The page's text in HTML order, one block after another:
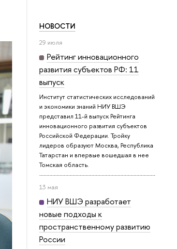
НОВОСТИ
29 июля
Рейтинг инновационного
развития субъектов РФ: 11
выпуск
Институт статистических исследований
и экономики знаний НИУ ВШЭ
представил 11-й выпуск Рейтинга
инновационного развития субъектов
Российской Федерации. Тройку
лидеров образуют Москва, Республика
Татарстан и впервые вошедшая в нее
Томская область.
13 мая
НИУ ВШЭ разработает
новые подходы к
пространственному развитию
России